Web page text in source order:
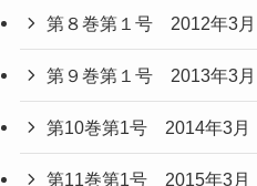
第８巻第１号 2012年3月
第９巻第１号 2013年3月
第10巻第1号 2014年3月
第11巻第1号 2015年3月